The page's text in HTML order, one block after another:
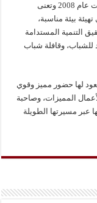
يذكر أنّ جمعية الغد للشباب تعتبر أول جمعية تأسست عام 2008 وتعنى
بيئة مناسبة،
التنمية المستدامة
للشباب، وقافلة شباب
لها حضور مميز وقوي
المميزات، وصاحبة
عبر مسيرتها الطويلة